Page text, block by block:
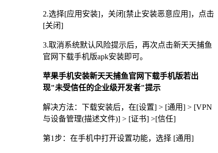
2.选择[应用安装]，关闭[禁止安装恶意应用]，点击
[关闭]
3.取消系统默认风险提示后，再次点击新天天捕鱼
官网下载手机版apk安装即可。
苹果手机安装新天天捕鱼官网下载手机版若出
现"未受信任的企业级开发者"提示
解决方法：下载安装后，在[设置] > [通用] > [VPN
与设备管理(描述文件)] > [证书] >[信任]
第1步：在手机中打开设置功能，选择 [通用]